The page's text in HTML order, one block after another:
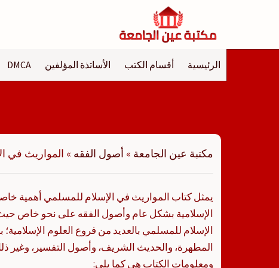
الرئيسية أقسام الكتب الأساتذة المؤلفين DMCA
مكتبة عين الجامعة » أصول الفقه » المواريث في
يمثل كتاب المواريث في الإسلام للمسلمي أهمية
الإسلامية بشكل عام وأصول الفقه على نحو خاص
الإسلام للمسلمي بالعديد من فروع العلوم الإسلامية؛
المطهرة، والحديث الشريف، وأصول التفسير، وغير
ومعلومات الكتاب هي كما يلي: